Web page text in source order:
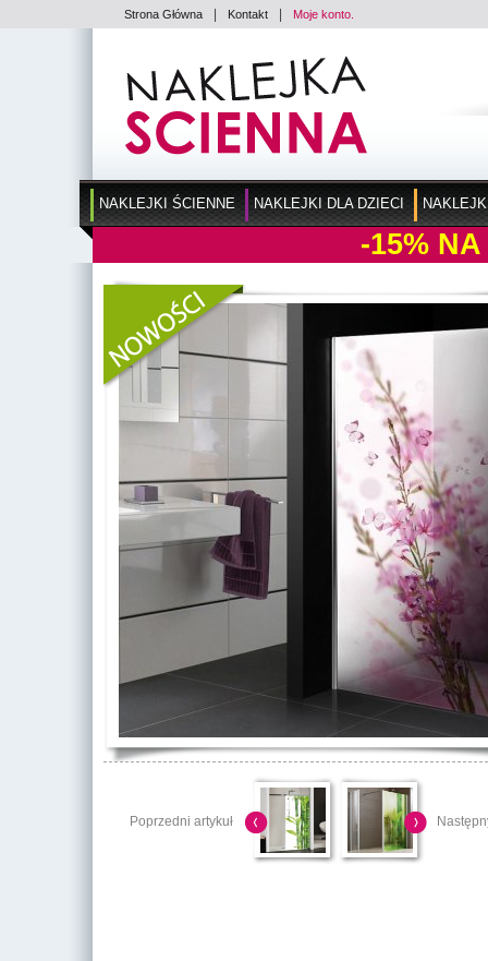
Strona Główna Kontakt Moje konto.
NAKLEJKI ŚCIENNE NAKLEJKI DLA DZIECI
-15% NA
Poprzedni artykuł